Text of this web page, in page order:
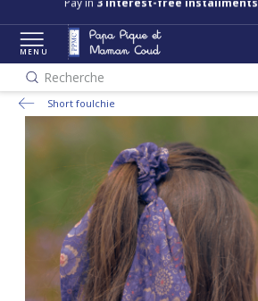
Pay in 3 interest-free installments
MENU
Recherche
Short foulchie